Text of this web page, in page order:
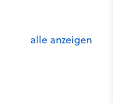
alle anzeigen